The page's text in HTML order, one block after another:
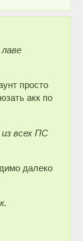
просто
акк по
всех ПС
далеко